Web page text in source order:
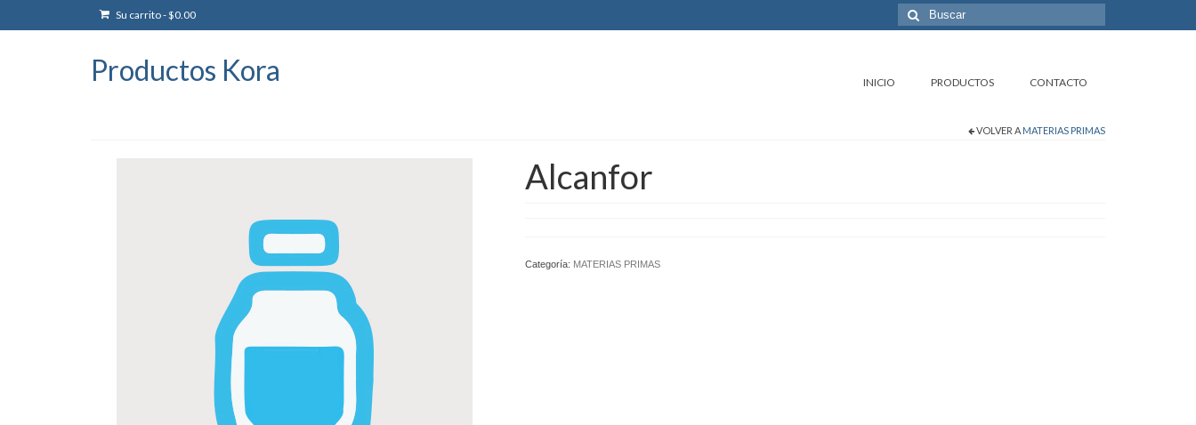
Su carrito-$0.00
Buscar
por:
Productos Kora INICIO PRODUCTOS CONTACTO
VOLVER A MATERIAS PRIMAS
Alcanfor
Categoría: MATERIAS PRIMAS